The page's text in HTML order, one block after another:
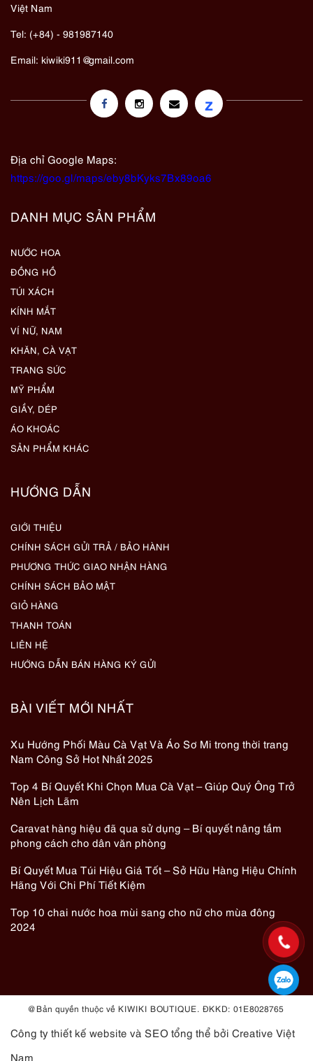
Việt Nam
Tel: (+84) - 981987140
Email: kiwiki911@gmail.com
z
Địa chỉ Google Maps:
https://goo.gl/maps/eby8bKyks7Bx89oa6
DANH MỤC SẢN PHẨM
NƯỚC HOA
ĐỒNG HỒ
TÚI XÁCH
KÍNH MẮT
VÍ NỮ, NAM
KHĂN, CÀ VẠT
TRANG SỨC
MỸ PHẨM
GIẦY, DÉP
ÁO KHOÁC
SẢN PHẨM KHÁC
HƯỚNG DẪN
GIỚI THIỆU
CHÍNH SÁCH GỬI TRẢ / BẢO HÀNH
PHƯƠNG THỨC GIAO NHẬN HÀNG
CHÍNH SÁCH BẢO MẬT
GIỎ HÀNG
THANH TOÁN
LIÊN HỆ
HƯỚNG DẪN BÁN HÀNG KÝ GỬI
BÀI VIẾT MỚI NHẤT
Xu Hướng Phối Màu Cà Vạt Và Áo Sơ Mi trong thời trang
Nam Công Sở Hot Nhất 2025
Top 4 Bí Quyết Khi Chọn Mua Cà Vạt – Giúp Quý Ông Trở
Nên Lịch Lãm
Caravat hàng hiệu đã qua sử dụng – Bí quyết nâng tầm
phong cách cho dân văn phòng
Bí Quyết Mua Túi Hiệu Giá Tốt – Sở Hữu Hàng Hiệu Chính
Hãng Với Chi Phí Tiết Kiệm
Top 10 chai nước hoa mùi sang cho nữ cho mùa đông
2024
@ Bản quyền thuộc về KIWIKI BOUTIQUE. ĐKKD: 01E8028765
Công ty thiết kế website và SEO tổng thể bởi Creative Việt
Nam